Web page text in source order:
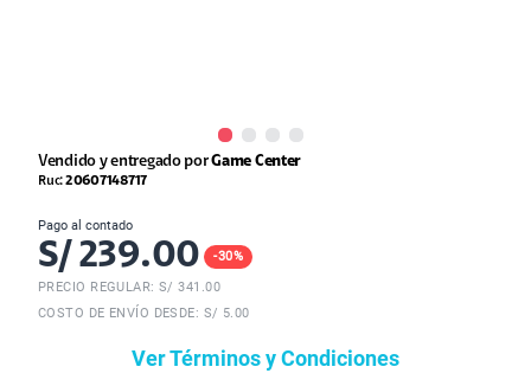
Vendido y entregado porGame Center
Ruc:20607148717
Pago al contado
S/ 239.00 -30%
PRECIO REGULAR: S/341.00
COSTO DE ENVÍO DESDE: S/ 5.00
Ver Términos y Condiciones